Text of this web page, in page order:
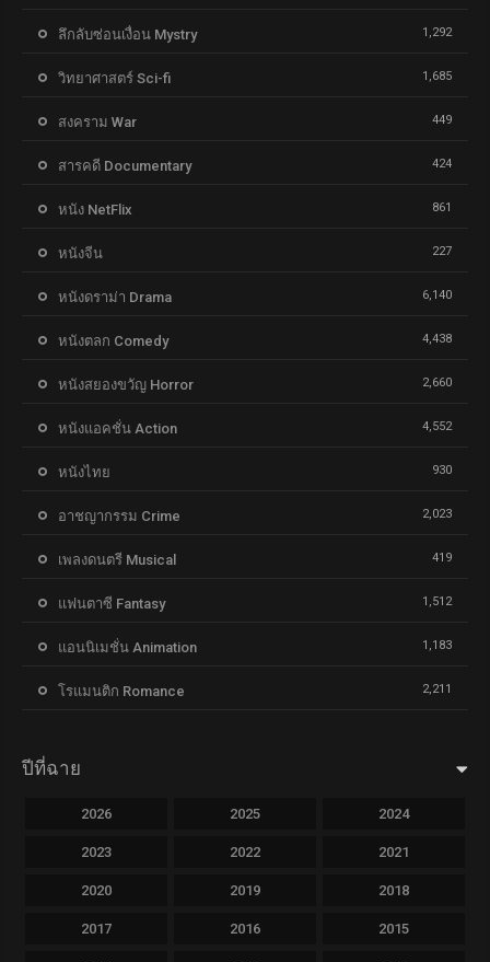
ลึกลับซ่อนเงื่อน Mystry 1,292
วิทยาศาสตร์ Sci-fi 1,685
สงคราม War 449
สารคดี Documentary 424
หนัง NetFlix 861
หนังจีน 227
หนังดราม่า Drama 6,140
หนังตลก Comedy 4,438
หนังสยองขวัญ Horror 2,660
หนังแอคชั่น Action 4,552
หนังไทย 930
อาชญากรรม Crime 2,023
เพลงดนตรี Musical 419
แฟนตาซี Fantasy 1,512
แอนนิเมชั่น Animation 1,183
โรแมนติก Romance 2,211
ปีที่ฉาย
2026 2025 2024
2023 2022 2021
2020 2019 2018
2017 2016 2015